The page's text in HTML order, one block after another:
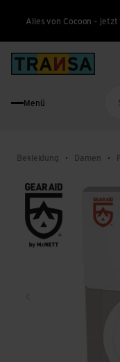
Alles von Cocoon – jetzt
Menü
Bekleidung Damen